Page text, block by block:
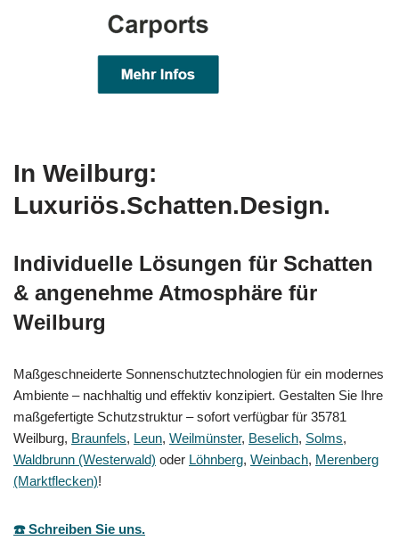
In Weilburg:
Luxuriös.Schatten.Design.
Individuelle Lösungen für Schatten
& angenehme Atmosphäre für
Weilburg
Maßgeschneiderte Sonnenschutztechnologien für ein modernes
Ambiente – nachhaltig und effektiv konzipiert. Gestalten Sie Ihre
maßgefertigte Schutzstruktur – sofort verfügbar für 35781
Weilburg, Braunfels, Leun, Weilmünster, Beselich, Solms,
Waldbrunn (Westerwald) oder Löhnberg, Weinbach, Merenberg
(Marktflecken)!
☎️ Schreiben Sie uns.